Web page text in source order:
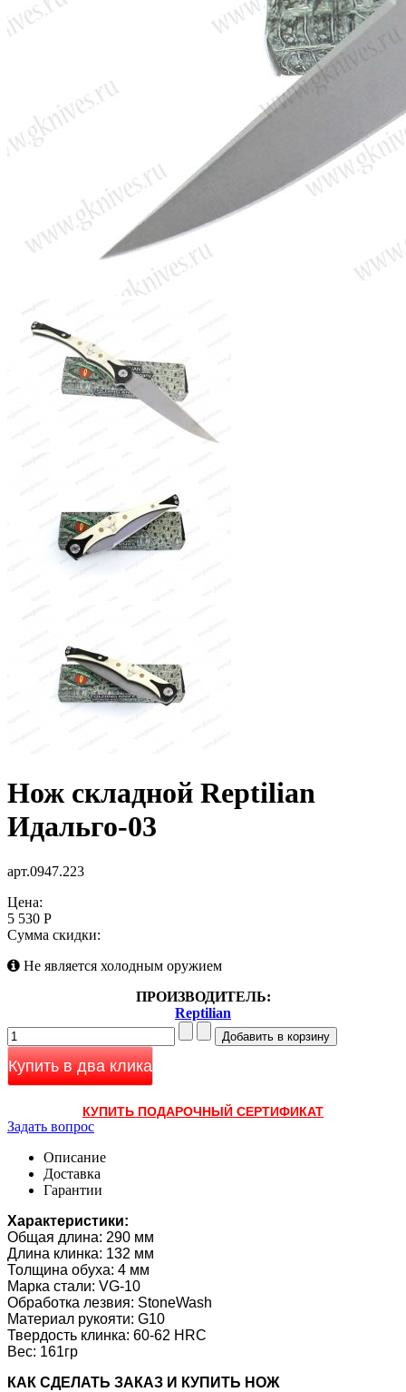
Нож складной Reptilian
Идальго-03
арт.0947.223
Цена:
5 530 Р
Сумма скидки:
Не является холодным оружием
ПРОИЗВОДИТЕЛЬ:
Reptilian
Купить в два клика
КУПИТЬ ПОДАРОЧНЫЙ СЕРТИФИКАТ
Задать вопрос
Описание
Доставка
Гарантии
Характеристики:
Общая длина: 290 мм
Длина клинка: 132 мм
Толщина обуха: 4 мм
Марка стали: VG-10
Обработка лезвия: StoneWash
Материал рукояти: G10
Твердость клинка: 60-62 HRC
Вес: 161гр
КАК CДЕЛАТЬ ЗАКАЗ И КУПИТЬ НОЖ